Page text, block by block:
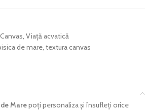
, Viață acvatică
de mare, textura canvas
Marepoți personaliza și însufleți orice